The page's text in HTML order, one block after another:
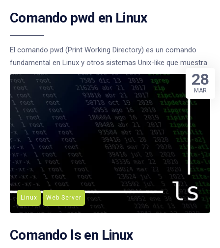
Comando pwd en Linux
El comando pwd (Print Working Directory) es un comando
fundamental en Linux y otros sistemas Unix-like que muestra
Linux Web Server
Comando ls en Linux
28
MAR